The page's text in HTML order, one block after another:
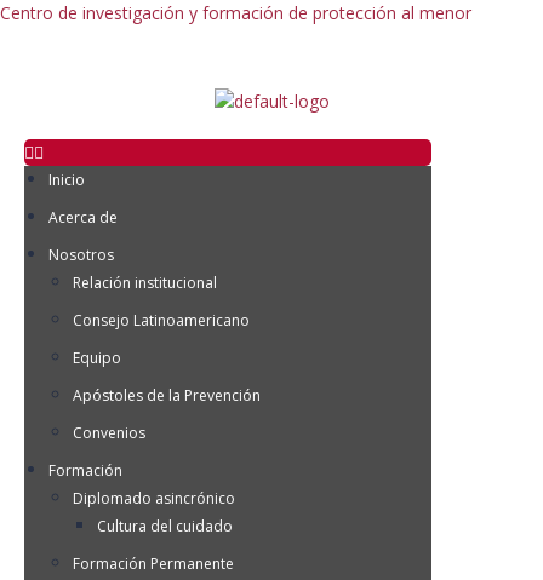
Centro de investigación y formación de protección al menor
Inicio
Acerca de
Nosotros
Relación institucional
Consejo Latinoamericano
Equipo
Apóstoles de la Prevención
Convenios
Formación
Diplomado asincrónico
Cultura del cuidado
Formación Permanente